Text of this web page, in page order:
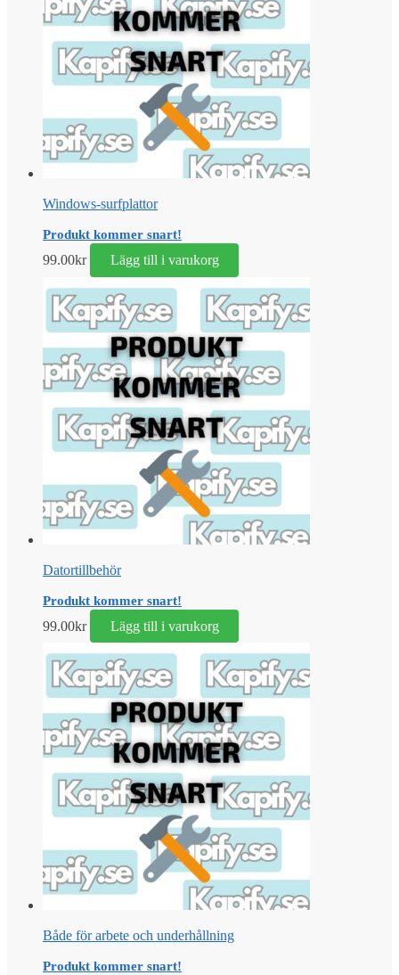
Windows-surfplattor
Produkt kommer snart!
99.00kr Lägg till i varukorg
Datortillbehör
Produkt kommer snart!
99.00kr Lägg till i varukorg
Både för arbete och underhållning
Produkt kommer snart!